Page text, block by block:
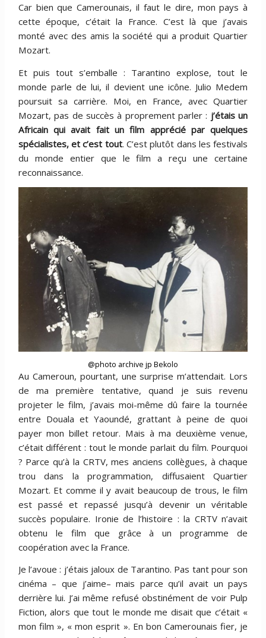
Car bien que Camerounais, il faut le dire, mon pays à
cette époque, c’était la France. C’est là que j’avais
monté avec des amis la société qui a produit Quartier
Mozart.
Et puis tout s’emballe : Tarantino explose, tout le
monde parle de lui, il devient une icône. Julio Medem
poursuit sa carrière. Moi, en France, avec Quartier
Mozart, pas de succès à proprement parler : j’étais un
Africain qui avait fait un film apprécié par quelques
spécialistes, et c’est tout. C’est plutôt dans les festivals
du monde entier que le film a reçu une certaine
reconnaissance.
@photo archive jp Bekolo
Au Cameroun, pourtant, une surprise m’attendait. Lors
de ma première tentative, quand je suis revenu
projeter le film, j’avais moi-même dû faire la tournée
entre Douala et Yaoundé, grattant à peine de quoi
payer mon billet retour. Mais à ma deuxième venue,
c’était différent : tout le monde parlait du film. Pourquoi
? Parce qu’à la CRTV, mes anciens collègues, à chaque
trou dans la programmation, diffusaient Quartier
Mozart. Et comme il y avait beaucoup de trous, le film
est passé et repassé jusqu’à devenir un véritable
succès populaire. Ironie de l’histoire : la CRTV n’avait
obtenu le film que grâce à un programme de
coopération avec la France.
Je l’avoue : j’étais jaloux de Tarantino. Pas tant pour son
cinéma – que j’aime– mais parce qu’il avait un pays
derrière lui. J’ai même refusé obstinément de voir Pulp
Fiction, alors que tout le monde me disait que c’était «
mon film », « mon esprit ». En bon Camerounais fier, je